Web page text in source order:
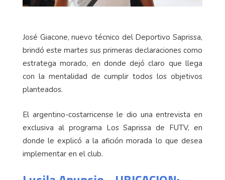
José Giacone, nuevo técnico del Deportivo Saprissa,
brindó este martes sus primeras declaraciones como
estratega morado, en donde dejó claro que llega
con la mentalidad de cumplir todos los objetivos
planteados.
El argentino-costarricense le dio una entrevista en
exclusiva al programa Los Saprissa de FUTV, en
donde le explicó a la afición morada lo que desea
implementar en el club.